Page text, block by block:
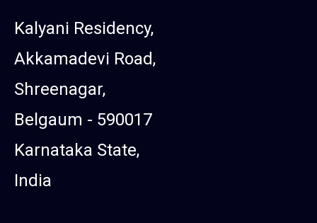
Kalyani Residency,
Akkamadevi Road,
Shreenagar,
Belgaum - 590017
Karnataka State,
India